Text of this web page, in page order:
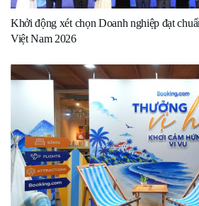
Khởi động xét chọn Doanh nghiệp đạt
Việt Nam 2026